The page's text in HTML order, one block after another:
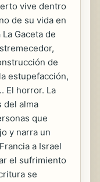
vive dentro
de su vida en
Gaceta de
de
estupefacción,
El horror. La
del alma
que
y narra un
a Israel
el sufrimiento
se